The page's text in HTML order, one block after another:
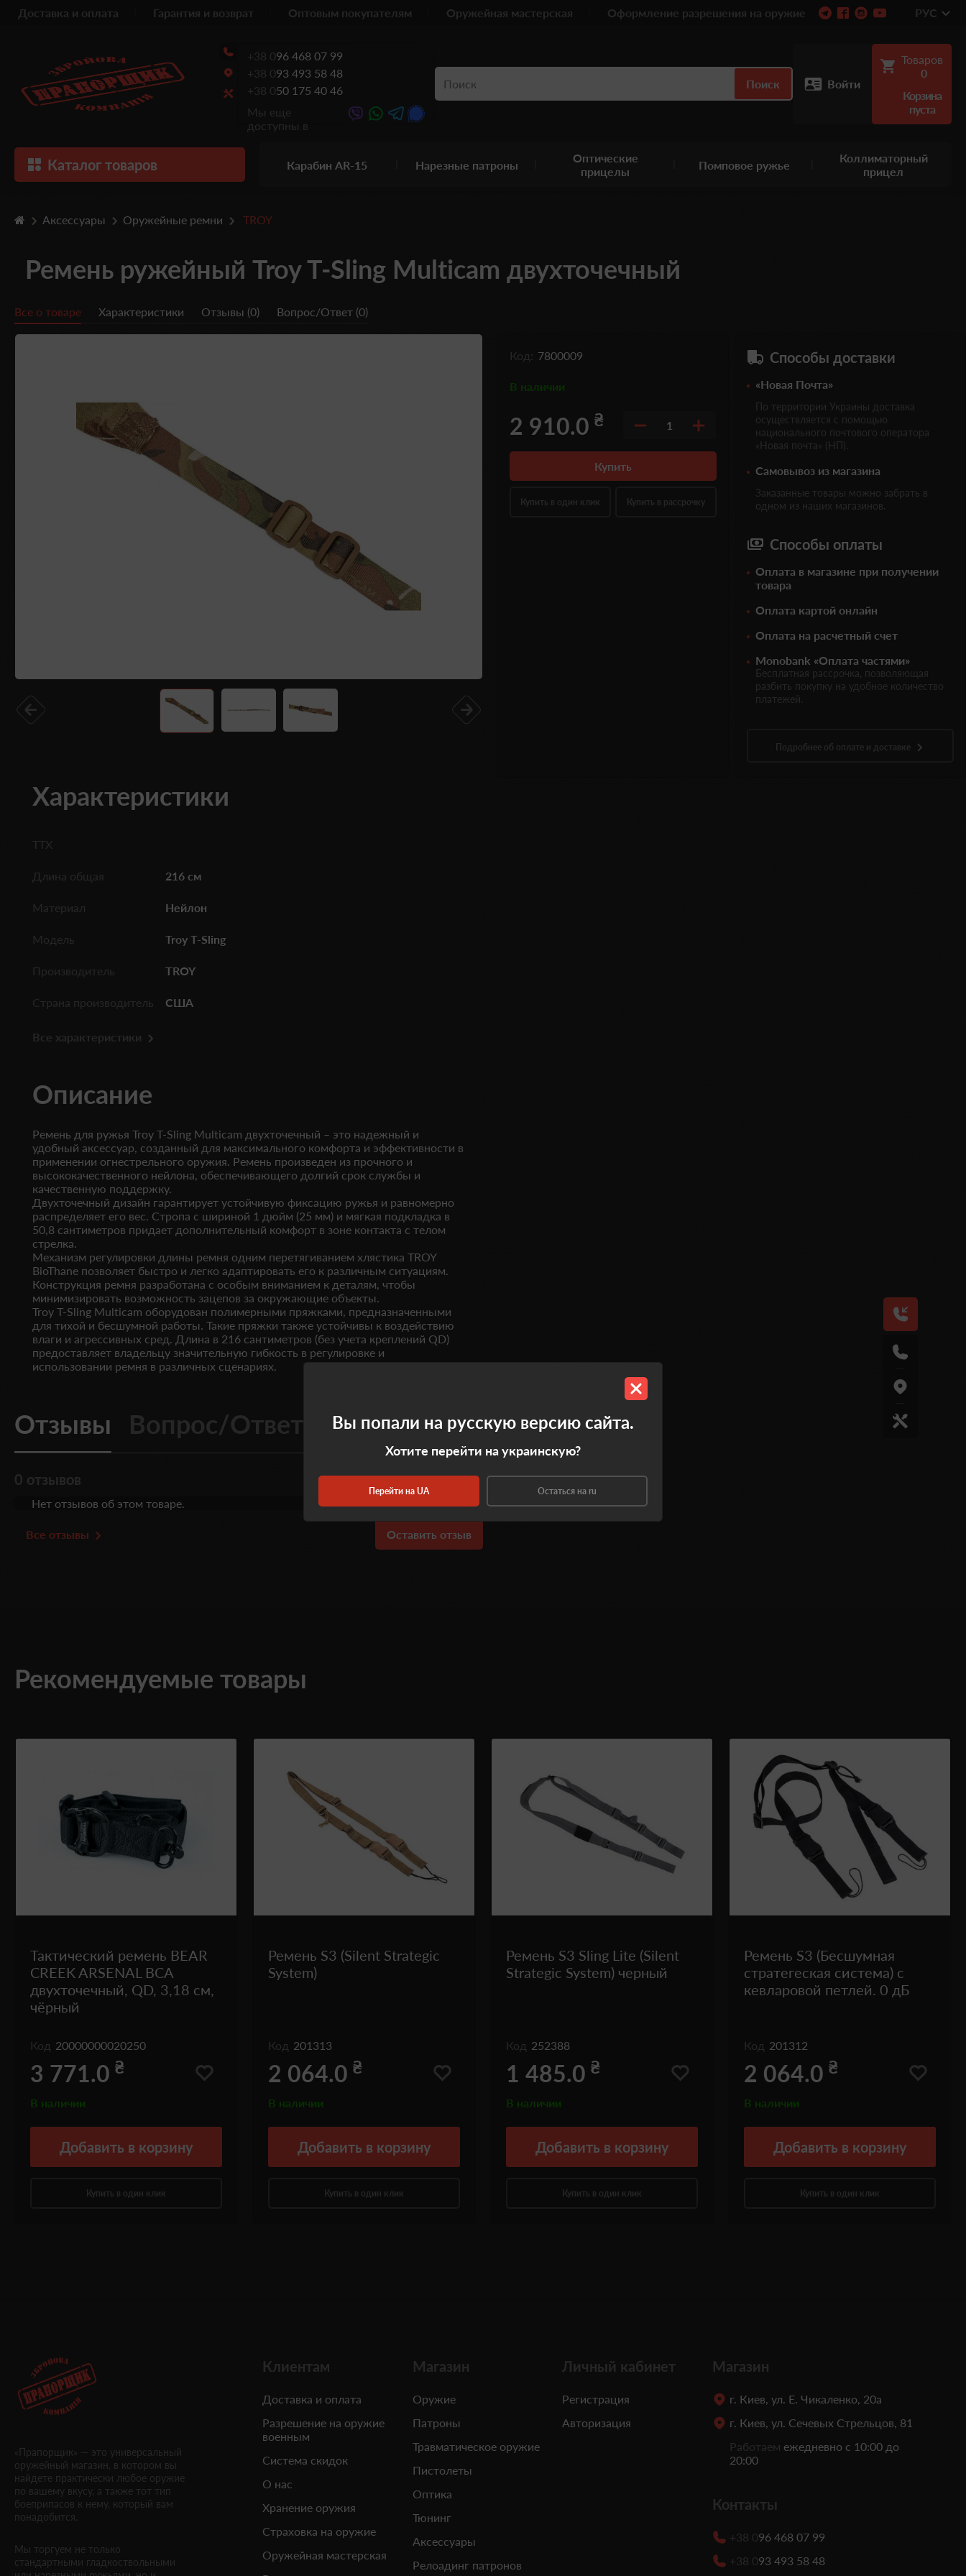
Доставка и оплата Гарантия и возврат Оптовым покупателям Оружейная мастерская Оформление разрешения на оружие РУС
+38 096 468 07 99
+38 093 493 58 48
+38 050 175 40 46
Мы еще
доступны в
Поиск Войти
Товаров
0
Корзина
пуста
Каталог товаров Карабин AR-15 Нарезные патроны
Оптические
прицелы
Помповое ружье
Коллиматорный
прицел
Аксессуары Оружейные ремни TROY
Ремень ружейный Troy T-Sling Multicam двухточечный
Все о товаре Характеристики Отзывы (0) Вопрос/Ответ (0)
Характеристики
ТТХ
Длина общая 216 см
Материал Нейлон
Модель Troy T-Sling
Производитель TROY
Страна производитель США
Все характеристики
Описание
Ремень для ружья Troy T-Sling Multicam двухточечный – это надежный и
удобный аксессуар, созданный для максимального комфорта и эффективности в
применении огнестрельного оружия. Ремень произведен из прочного и
высококачественного нейлона, обеспечивающего долгий срок службы и
качественную поддержку.
Двухточечный дизайн гарантирует устойчивую фиксацию ружья и равномерно
распределяет его вес. Стропа с шириной 1 дюйм (25 мм) и мягкая подкладка в
50,8 сантиметров придает дополнительный комфорт в зоне контакта с телом
стрелка.
Механизм регулировки длины ремня одним перетягиванием хлястика TROY
BioThane позволяет быстро и легко адаптировать его к различным ситуациям.
Конструкция ремня разработана с особым вниманием к деталям, чтобы
минимизировать возможность зацепов за окружающие объекты.
Troy T-Sling Multicam оборудован полимерными пряжками, предназначенными
для тихой и бесшумной работы. Такие пряжки также устойчивы к воздействию
влаги и агрессивных сред. Длина в 216 сантиметров (без учета креплений QD)
предоставляет владельцу значительную гибкость в регулировке и
использовании ремня в различных сценариях.
Отзывы Вопрос/Ответ
0 отзывов 0.0
Нет отзывов об этом товаре.
Все отзывы Оставить отзыв
Код: 7800009
В наличии
2 910.0 ₴ 1
Купить
Купить в один клик Купить в рассрочку
Способы доставки
«Новая Почта»
По территории Украины доставка
осуществляется с помощью
национального почтового оператора
«Новая почта» (НП).
Самовывоз из магазина
Заказанные товары можно забрать в
одном из наших магазинов.
Способы оплаты
Оплата в магазине при получении
товара
Оплата картой онлайн
Оплата на расчетный счет
Monobank «Оплата частями»
Бесплатная рассрочка, позволяющая
разбить покупку на удобное количество
платежей.
Подробнее об оплате и доставке
Рекомендуемые товары
Тактический ремень BEAR
CREEK ARSENAL BCA
двухточечный, QD, 3,18 см,
чёрный
Код 20000000020250
3 771.0 ₴
В наличии
Добавить в корзину
Купить в один клик
Ремень S3 (Silent Strategic
System)
Код 201313
2 064.0 ₴
В наличии
Добавить в корзину
Купить в один клик
Ремень S3 Sling Lite (Silent
Strategic System) черный
Код 252388
1 485.0 ₴
В наличии
Добавить в корзину
Купить в один клик
Ремень S3 (Беcшумная
стратегеская система) с
кевларовой петлей. 0 дБ
Код 201312
2 064.0 ₴
В наличии
Добавить в корзину
Купить в один клик
«Прапорщик» — это универсальный
оружейный магазин, в котором вы
найдете практически любое оружие
по вашему вкусу, а также тот тип
боеприпасов к нему, который вам
понадобится.
Мы торгуем не только
стандартными гладкоствольными
Клиентам
Доставка и оплата
Разрешение на оружие
военным
Система скидок
О нас
Хранение оружия
Страховка на оружие
Оружейная мастерская
Магазин
Оружие
Патроны
Травматическое оружие
Пистолеты
Оптика
Тюнинг
Аксессуары
Релоадинг патронов
Личный кабинет
Регистрация
Авторизация
Магазин
г. Киев, ул. Е. Чикаленко, 20а
г. Киев, ул. Сечевых Стрельцов, 81
Работаем ежедневно с 10:00 до
20:00
Контакты
+38 096 468 07 99
+38 093 493 58 48
Вы попали на русскую версию сайта.
Хотите перейти на украинскую?
Перейти на UA Остаться на ru